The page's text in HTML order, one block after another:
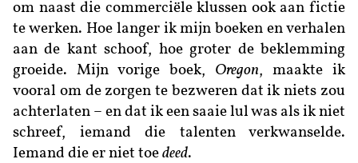
om naast die commerciële klussen ook aan fictie
te werken. Hoe langer ik mijn boeken en verhalen
aan de kant schoof, hoe groter de beklemming
groeide. Mijn vorige boek,
Oregon, maakte ik
vooral om de zorgen te bezweren dat ik niets zou
achterlaten – en dat ik een saaie lul was als ik niet
schreef, iemand die talenten verkwanselde.
Iemand die er niet toe deed.